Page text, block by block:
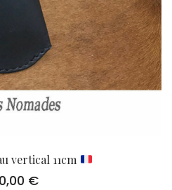
vertical 11cm
€